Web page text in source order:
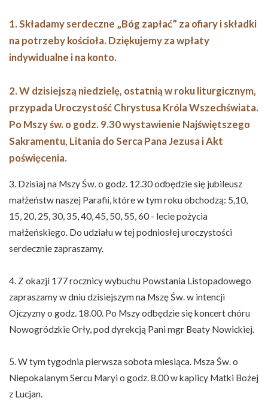
1. Składamy serdeczne „Bóg zapłać” za ofiary i składki
na potrzeby kościoła. Dziękujemy za wpłaty
indywidualne i na konto.
2. W dzisiejszą niedzielę, ostatnią w roku liturgicznym,
przypada Uroczystość Chrystusa Króla Wszechświata.
Po Mszy św. o godz. 9.30 wystawienie Najświętszego
Sakramentu, Litania do Serca Pana Jezusa i Akt
poświęcenia.
3. Dzisiaj na Mszy Św. o godz. 12.30 odbędzie się jubileusz
małżeństw naszej Parafii, które w tym roku obchodzą: 5,10,
15, 20, 25, 30, 35, 40, 45, 50, 55, 60 - lecie pożycia
małżeńskiego. Do udziału w tej podniosłej uroczystości
serdecznie zapraszamy.
4. Z okazji 177 rocznicy wybuchu Powstania Listopadowego
zapraszamy w dniu dzisiejszym na Mszę Św. w intencji
Ojczyzny o godz. 18.00. Po Mszy odbędzie się koncert chóru
Nowogródzkie Orły, pod dyrekcją Pani mgr Beaty Nowickiej.
5. W tym tygodnia pierwsza sobota miesiąca. Msza Św. o
Niepokalanym Sercu Maryi o godz. 8.00 w kaplicy Matki Bożej
z Lucjan.